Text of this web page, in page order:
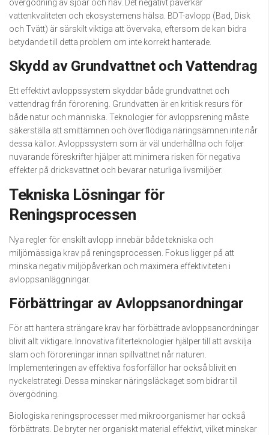
övergödning av sjöar och hav. Det negativt påverkar
vattenkvaliteten och ekosystemens hälsa. BDT-avlopp (Bad, Disk
och Tvätt) är särskilt viktiga att övervaka, eftersom de kan bidra
betydande till detta problem om inte korrekt hanterade.
Skydd av Grundvattnet och Vattendrag
Ett effektivt avloppssystem skyddar både grundvattnet och
vattendrag från förorening. Grundvatten är en kritisk resurs för
både natur och människa. Teknologier för avloppsrening måste
säkerställa att smittämnen och överflödiga näringsämnen inte når
dessa källor. Avloppssystem som är väl underhållna och följer
nuvarande föreskrifter hjälper att minimera risken för negativa
effekter på dricksvattnet och bevarar naturliga livsmiljöer.
Tekniska Lösningar för
Reningsprocessen
Nya regler för enskilt avlopp innebär både tekniska och
miljömässiga krav på reningsprocessen. Fokus ligger på att
minska negativ miljöpåverkan och maximera effektiviteten i
avloppsanläggningar.
Förbättringar av Avloppsanordningar
För att hantera strängare krav har förbättrade avloppsanordningar
blivit allt viktigare. Innovativa filterteknologier hjälper till att avskilja
slam och föroreningar innan spillvattnet når naturen.
Implementeringen av effektiva fosforfällor har också blivit en
nyckelstrategi. Dessa minskar näringsläckaget som bidrar till
övergödning.
Biologiska reningsprocesser med mikroorganismer har också
förbättrats. De bryter ner organiskt material effektivt, vilket minskar